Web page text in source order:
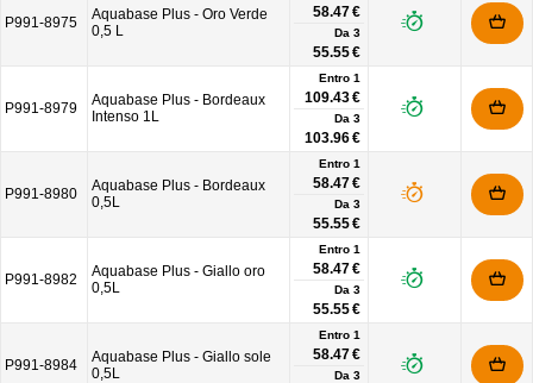
P991-8975
Aquabase Plus - Oro Verde
0,5 L
58.47 €
Da 3
55.55 €
P991-8979
Aquabase Plus - Bordeaux
Intenso 1L
Entro 1
109.43 €
Da 3
103.96 €
P991-8980
Aquabase Plus - Bordeaux
0,5L
Entro 1
58.47 €
Da 3
55.55 €
P991-8982
Aquabase Plus - Giallo oro
0,5L
Entro 1
58.47 €
Da 3
55.55 €
P991-8984
Aquabase Plus - Giallo sole
0,5L
Entro 1
58.47 €
Da 3